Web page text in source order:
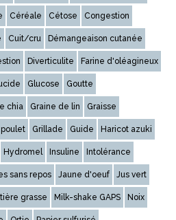
Céréale Cétose Congestion
Cuit/cru Démangeaison cutanée
Diverticulite Farine d'oléagineux
Glucose Goutte
chia Graine de lin Graisse
Grillade Guide Haricot azuki
Hydromel Insuline Intolérance
sans repos Jaune d'oeuf Jus vert
grasse Milk-shake GAPS Noix